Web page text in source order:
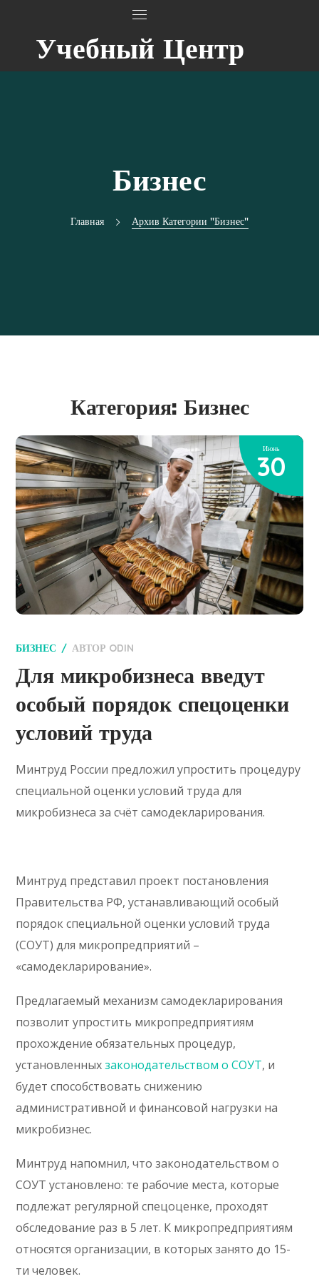
Учебный Центр
Бизнес
Главная Архив Категории "Бизнес"
Категория: Бизнес
Июнь
30
БИЗНЕС АВТОР ODIN
Для микробизнеса введут
особый порядок спецоценки
условий труда
Минтруд России предложил упростить процедуру
специальной оценки условий труда для
микробизнеса за счёт самодекларирования.
Минтруд представил проект постановления
Правительства РФ, устанавливающий особый
порядок специальной оценки условий труда
(СОУТ) для микропредприятий –
«самодекларирование».
Предлагаемый механизм самодекларирования
позволит упростить микропредприятиям
прохождение обязательных процедур,
установленных законодательством о СОУТ, и
будет способствовать снижению
административной и финансовой нагрузки на
микробизнес.
Минтруд напомнил, что законодательством о
СОУТ установлено: те рабочие места, которые
подлежат регулярной спецоценке, проходят
обследование раз в 5 лет. К микропредприятиям
относятся организации, в которых занято до 15-
ти человек.